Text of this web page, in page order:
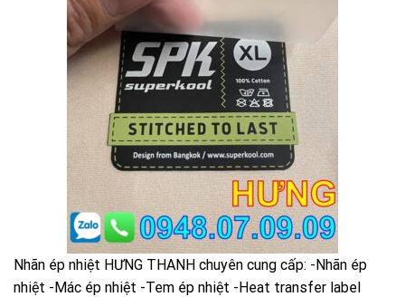
Nhãn ép nhiệt HƯNG THANH chuyên cung cấp: -Nhãn ép
nhiệt -Mác ép nhiệt -Tem ép nhiệt -Heat transfer label